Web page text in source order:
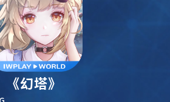
《幻塔》